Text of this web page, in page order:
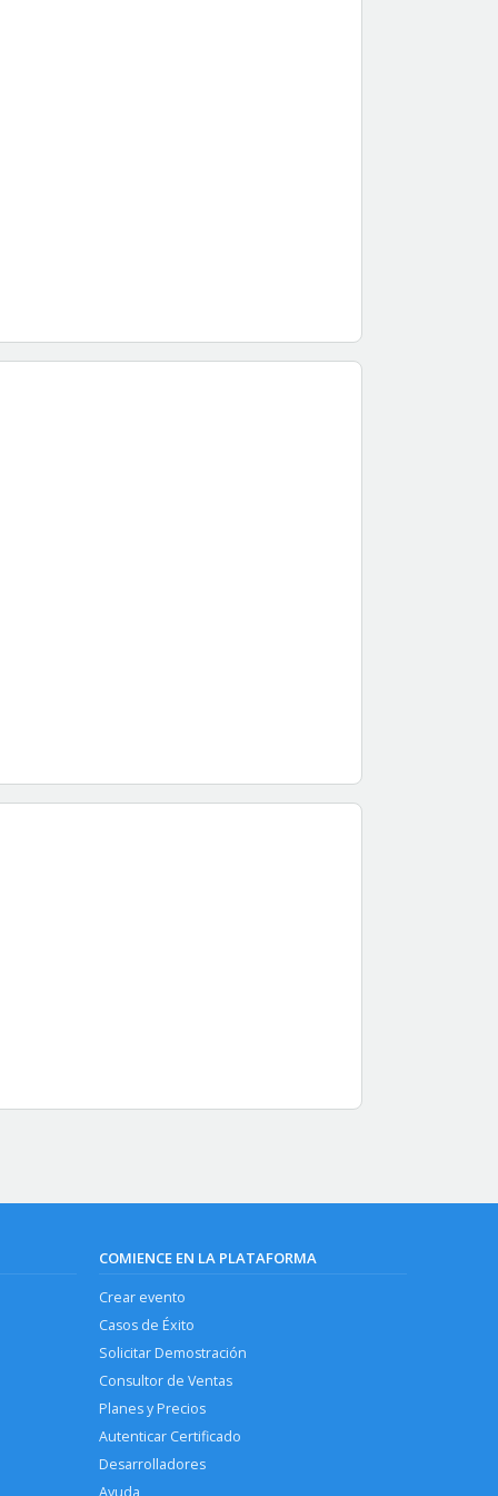
COMIENCE EN LA PLATAFORMA
Crear evento
Casos de Éxito
Solicitar Demostración
Consultor de Ventas
Planes y Precios
Autenticar Certificado
Desarrolladores
Ayuda